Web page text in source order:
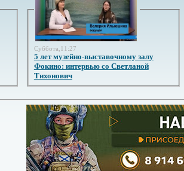
Суббота,11:27
5 лет музейно-выставочному залу
Фокино: интервью со Светланой
Тихонович